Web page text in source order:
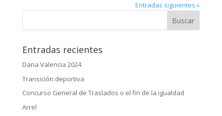
Entradas siguientes »
Entradas recientes
Dana Valencia 2024
Transición deportiva
Concurso General de Traslados o el fin de la igualdad
Arrel